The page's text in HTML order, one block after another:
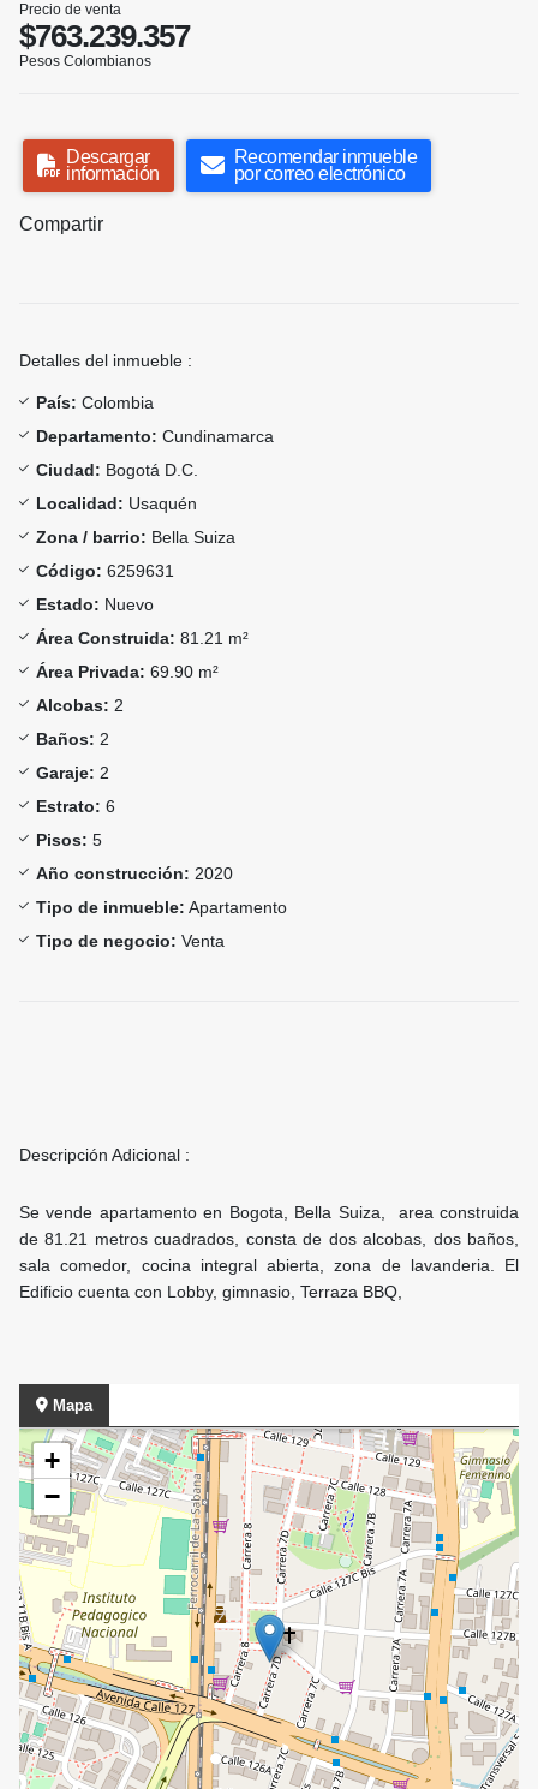
Precio de venta
$763.239.357
Pesos Colombianos
Descargar
información
Recomendar inmueble
por correo electrónico
Compartir
Detalles del inmueble :
País: Colombia
Departamento: Cundinamarca
Ciudad: Bogotá D.C.
Localidad: Usaquén
Zona / barrio: Bella Suiza
Código: 6259631
Estado: Nuevo
Área Construida: 81.21 m²
Área Privada: 69.90 m²
Alcobas: 2
Baños: 2
Garaje: 2
Estrato: 6
Pisos: 5
Año construcción: 2020
Tipo de inmueble: Apartamento
Tipo de negocio: Venta
Descripción Adicional :
Se vende apartamento en Bogota, Bella Suiza, area construida
de 81.21 metros cuadrados, consta de dos alcobas, dos baños,
sala comedor, cocina integral abierta, zona de lavanderia. El
Edificio cuenta con Lobby, gimnasio, Terraza BBQ,
Mapa
+
−